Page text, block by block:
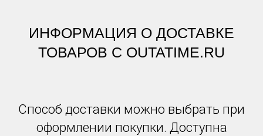
ИНФОРМАЦИЯ О ДОСТАВКЕ
ТОВАРОВ С OUTATIME.RU
Способ доставки можно выбрать при
оформлении покупки. Доступна